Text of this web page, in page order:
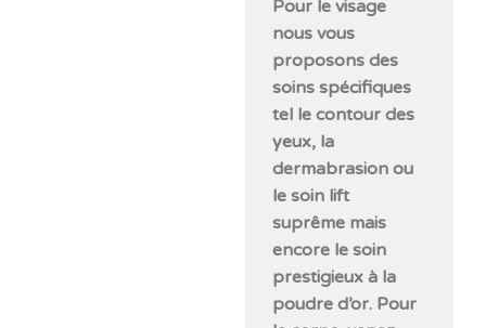
Pour le visage
nous vous
proposons des
soins spécifiques
tel le contour des
yeux, la
dermabrasion ou
le soin lift
suprême mais
encore le soin
prestigieux à la
poudre d’or. Pour